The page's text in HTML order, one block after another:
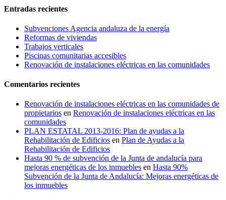
eléctricas en las comunidades
septiembre 19th, 2016
comentario
Mejora tu vivienda o tu
negocio
negocio
febrero 17th, 2016
Reforma de cuarto de baño y
aseo en chalet – Benalmádena
costa
Reforma de cuarto de baño y
aseo en chalet –
Benalmádena costa
septiembre 15th, 2015
Entradas recientes
Subvenciones Agencia andaluza de la energía
Reformas de viviendas
Trabajos verticales
Piscinas comunitarias accesibles
Renovación de instalaciones eléctricas en las comunidades
Comentarios recientes
Renovación de instalaciones eléctricas en las comunidades de
propietarios en Renovación de instalaciones eléctricas en las
comunidades
PLAN ESTATAL 2013-2016: Plan de ayudas a la
Rehabilitación de Edificios en Plan de Ayudas a la
Rehabilitación de Edificios
Hasta 90 % de subvención de la Junta de andalucía para
mejoras energéticas de los inmuebles en Hasta 90%
Subvención de la Junta de Andalucía: Mejoras energéticas de
los inmuebles